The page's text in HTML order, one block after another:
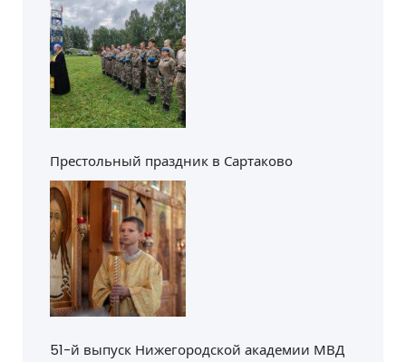
Престольный праздник в Сартаково
51-й выпуск Нижегородской академии МВД